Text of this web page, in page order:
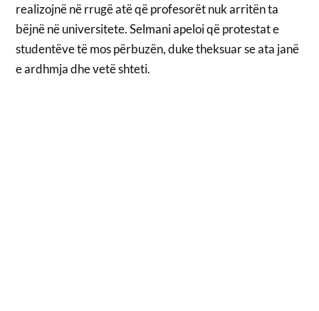
realizojnë në rrugë atë që profesorët nuk arritën ta
bëjnë në universitete. Selmani apeloi që protestat e
studentëve të mos përbuzën, duke theksuar se ata janë
e ardhmja dhe vetë shteti.